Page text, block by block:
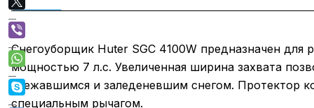
Снегоуборщик Huter SGC 4100W предназначен
мощностью 7 л.с. Увеличенная ширина захвата
слежавшимся и заледеневшим снегом. Протектор
специальным рычагом.